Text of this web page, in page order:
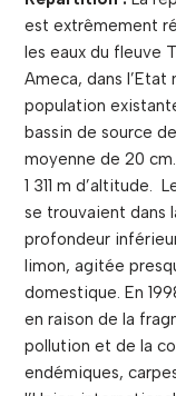
est extrêmement
les eaux du fleuve
Ameca, dans
population
bassin de source
moyenne de 20
1 311 m d’altitude.
se trouvaient dans
profondeur
limon, agitée
domestique. En
en raison de la
pollution et de la
endémiques,